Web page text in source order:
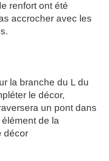
renfort ont été
accrocher avec les
la branche du L du
le décor,
un pont dans
élément de la
décor